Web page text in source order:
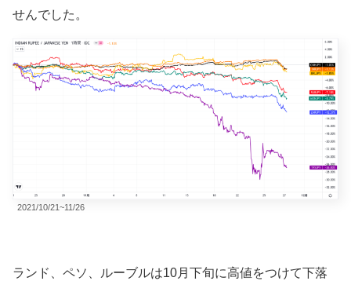
せんでした。
2021/10/21~11/26
ランド、ペソ、ルーブルは10月下旬に高値をつけて下落